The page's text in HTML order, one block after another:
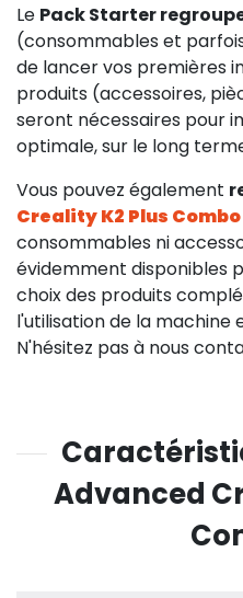
Le Pack Starter
(consommables et
de lancer vos premières
produits (accessoires,
seront nécessaires pour
optimale, sur le long
Vous pouvez également
Creality K2 Plus Combo
consommables ni
évidemment disponibles
choix des produits
l'utilisation de la machine
N'hésitez pas à nous
Advanced